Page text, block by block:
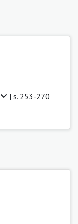
| s. 253-270